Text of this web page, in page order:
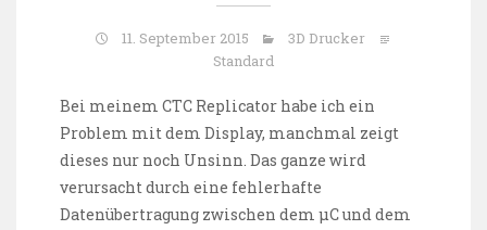
11. September 2015
3D Drucker
Standard
Bei meinem CTC Replicator habe ich ein
Problem mit dem Display, manchmal zeigt
dieses nur noch Unsinn. Das ganze wird
verursacht durch eine fehlerhafte
Datenübertragung zwischen dem µC und dem